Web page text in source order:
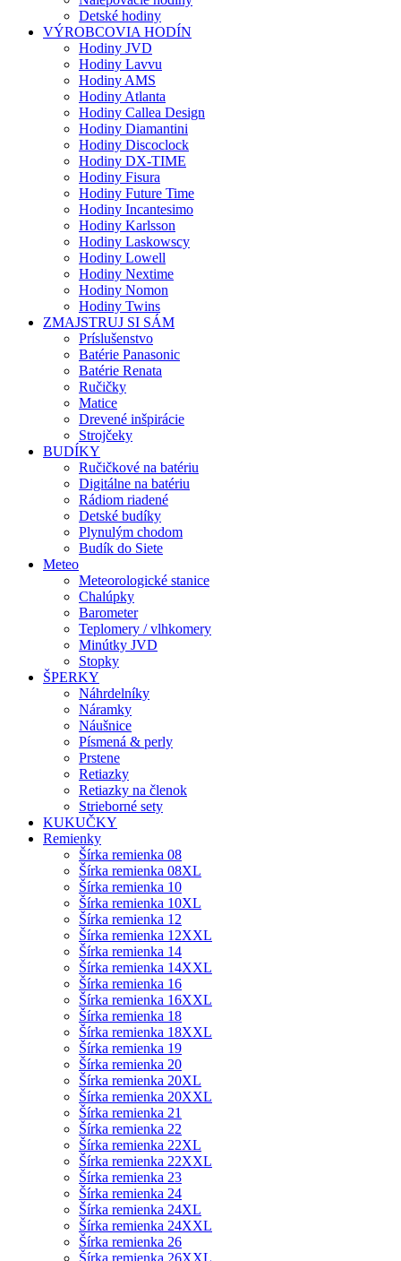
Detské hodiny
VÝROBCOVIA HODÍN
Hodiny JVD
Hodiny Lavvu
Hodiny AMS
Hodiny Atlanta
Hodiny Callea Design
Hodiny Diamantini
Hodiny Discoclock
Hodiny DX-TIME
Hodiny Fisura
Hodiny Future Time
Hodiny Incantesimo
Hodiny Karlsson
Hodiny Laskowscy
Hodiny Lowell
Hodiny Nextime
Hodiny Nomon
Hodiny Twins
ZMAJSTRUJ SI SÁM
Príslušenstvo
Batérie Panasonic
Batérie Renata
Ručičky
Matice
Drevené inšpirácie
Strojčeky
BUDÍKY
Ručičkové na batériu
Digitálne na batériu
Rádiom riadené
Detské budíky
Plynulým chodom
Budík do Siete
Meteo
Meteorologické stanice
Chalúpky
Barometer
Teplomery / vlhkomery
Minútky JVD
Stopky
ŠPERKY
Náhrdelníky
Náramky
Náušnice
Písmená & perly
Prstene
Retiazky
Retiazky na členok
Strieborné sety
KUKUČKY
Remienky
Šírka remienka 08
Šírka remienka 08XL
Šírka remienka 10
Šírka remienka 10XL
Šírka remienka 12
Šírka remienka 12XXL
Šírka remienka 14
Šírka remienka 14XXL
Šírka remienka 16
Šírka remienka 16XXL
Šírka remienka 18
Šírka remienka 18XXL
Šírka remienka 19
Šírka remienka 20
Šírka remienka 20XL
Šírka remienka 20XXL
Šírka remienka 21
Šírka remienka 22
Šírka remienka 22XL
Šírka remienka 22XXL
Šírka remienka 23
Šírka remienka 24
Šírka remienka 24XL
Šírka remienka 24XXL
Šírka remienka 26
Šírka remienka 26XXL